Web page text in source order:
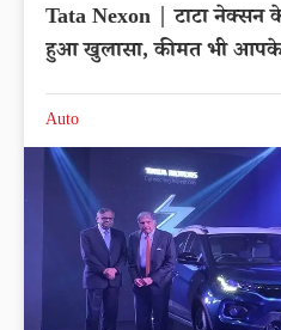
Tata Nexon | टाटा नेक्सन
हुआ खुलासा, कीमत भी
Auto